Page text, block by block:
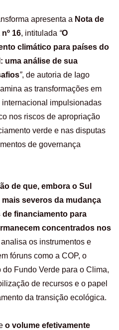
apresenta a Nota de
16, intitulada “O
climático para países do
uma análise de sua
”, de autoria de Iago
as transformações em
impulsionadas
nos riscos de apropriação
verde e nas disputas
de governança
de que, embora o Sul
severos da mudança
financiamento para
concentrados nos
os instrumentos e
fóruns como a COP, o
Fundo Verde para o Clima,
de recursos e o papel
da transição ecológica.
o volume efetivamente